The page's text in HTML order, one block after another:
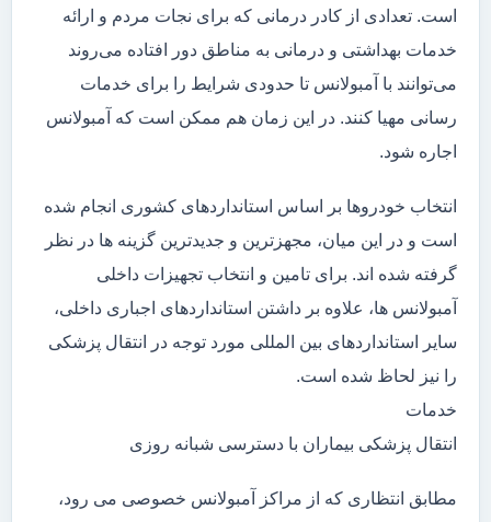
است. تعدادی از کادر درمانی که برای نجات مردم و ارائه
خدمات بهداشتی و درمانی به مناطق دور افتاده می‌روند
می‌توانند با آمبولانس تا حدودی شرایط را برای خدمات
رسانی مهیا کنند. در این زمان هم ممکن است که آمبولانس
اجاره شود.
انتخاب خودروها بر اساس استانداردهای کشوری انجام شده
است و در این میان، مجهزترین و جدیدترین گزینه ها در نظر
گرفته شده اند. برای تامین و انتخاب تجهیزات داخلی
آمبولانس ها، علاوه بر داشتن استانداردهای اجباری داخلی،
سایر استانداردهای بین المللی مورد توجه در انتقال پزشکی
را نیز لحاظ شده است.
خدمات
انتقال پزشکی بیماران با دسترسی شبانه روزی
مطابق انتظاری که از مراکز آمبولانس خصوصی می رود،